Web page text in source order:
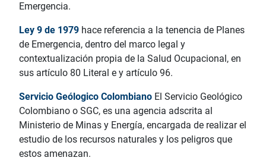
Emergencia.
Ley 9 de 1979 hace referencia a la tenencia de Planes
de Emergencia, dentro del marco legal y
contextualización propia de la Salud Ocupacional, en
sus artículo 80 Literal e y artículo 96.
Servicio Geólogico Colombiano El Servicio Geológico
Colombiano o SGC, es una agencia adscrita al
Ministerio de Minas y Energía, encargada de realizar el
estudio de los recursos naturales y los peligros que
estos amenazan.